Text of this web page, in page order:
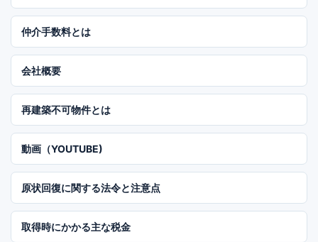
仲介手数料とは
会社概要
再建築不可物件とは
動画（YOUTUBE)
原状回復に関する法令と注意点
取得時にかかる主な税金